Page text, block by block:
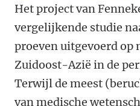
Het project van
vergelijkende studie
proeven uitgevoerd op
Zuidoost-Azië in de
Terwijl de meest
van medische